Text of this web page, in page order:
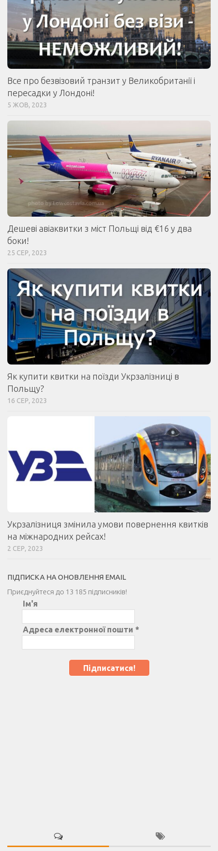
Все про безвізовий транзит у Великобританії і
пересадки у Лондоні!
5 ЖОВ, 2023
Дешеві авіаквитки з міст Польщі від €16 у два
боки!
25 СЕР, 2023
Як купити квитки на поїзди Укрзалізниці в
Польщу?
16 СЕР, 2023
Укрзалізниця змінила умови повернення квитків
на міжнародних рейсах!
2 СЕР, 2023
ПІДПИСКА НА ОНОВЛЕННЯ EMAIL
Приєднуйтеся до 13 185 підписників!
Ім'я
Адреса електронної пошти *